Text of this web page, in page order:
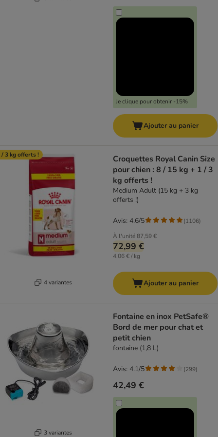
Je clique pour obtenir -15%
Ajouter au panier
/ 3 kg offerts !
4 variantes
Croquettes Royal Canin Size
pour chien : 8 / 15 kg + 1 / 3
kg offerts !
Medium Adult (15 kg + 3 kg
offerts !)
À l'unité87,59 €
72,99 €
4,06 € / kg
Avis: 4.6/5 (1106)
Ajouter au panier
3 variantes
Fontaine en inox PetSafe®
Bord de mer pour chat et
petit chien
fontaine (1,8 L)
42,49 €
Avis: 4.1/5 (299)